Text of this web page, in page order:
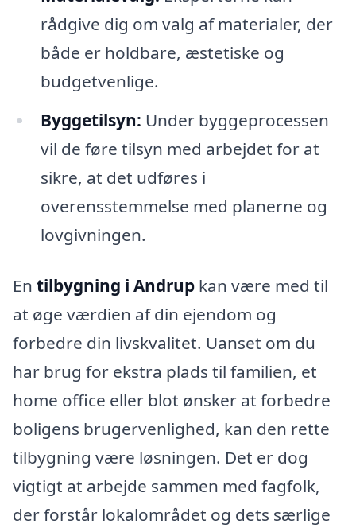
rådgive dig om valg af materialer, der
både er holdbare, æstetiske og
budgetvenlige.
Byggetilsyn: Under byggeprocessen
vil de føre tilsyn med arbejdet for at
sikre, at det udføres i
overensstemmelse med planerne og
lovgivningen.
En tilbygning i Andrup kan være med til
at øge værdien af din ejendom og
forbedre din livskvalitet. Uanset om du
har brug for ekstra plads til familien, et
home office eller blot ønsker at forbedre
boligens brugervenlighed, kan den rette
tilbygning være løsningen. Det er dog
vigtigt at arbejde sammen med fagfolk,
der forstår lokalområdet og dets særlige